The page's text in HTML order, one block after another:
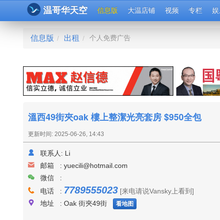
温哥华天空 信息版 大温店铺 视频 专栏
信息版 / 出租 / 个人免费广告
溫西49街夾oak 樓上整潔光亮套房 $950全包
更新时间: 2025-06-26, 14:43
联系人: Li
邮箱 : yuecili@hotmail.com
微信 :
电话 : 7789555023 [来电请说Vansky上看到]
地址 : Oak 街夾49街
看地图